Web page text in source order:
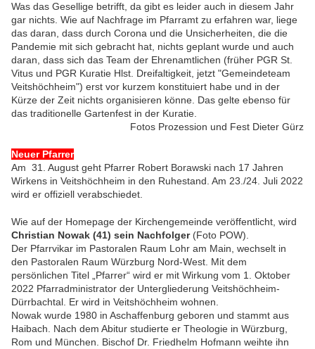
Was das Gesellige betrifft, da gibt es leider auch in diesem Jahr
gar nichts. Wie auf Nachfrage im Pfarramt zu erfahren war, liege
das daran, dass durch Corona und die Unsicherheiten, die die
Pandemie mit sich gebracht hat, nichts geplant wurde und auch
daran, dass sich das Team der Ehrenamtlichen (früher PGR St.
Vitus und PGR Kuratie Hlst. Dreifaltigkeit, jetzt "Gemeindeteam
Veitshöchheim") erst vor kurzem konstituiert habe und in der
Kürze der Zeit nichts organisieren könne. Das gelte ebenso für
das traditionelle Gartenfest in der Kuratie.
Fotos Prozession und Fest Dieter Gürz
Neuer Pfarrer
Am 31. August geht Pfarrer Robert Borawski nach 17 Jahren
Wirkens in Veitshöchheim in den Ruhestand. Am 23./24. Juli 2022
wird er offiziell verabschiedet.
Wie auf der Homepage der Kirchengemeinde veröffentlicht, wird
Christian Nowak (41) sein Nachfolger(Foto POW).
Der Pfarrvikar im Pastoralen Raum Lohr am Main, wechselt in
den Pastoralen Raum Würzburg Nord-West. Mit dem
persönlichen Titel „Pfarrer“ wird er mit Wirkung vom 1. Oktober
2022 Pfarradministrator der Untergliederung Veitshöchheim-
Dürrbachtal. Er wird in Veitshöchheim wohnen.
Nowak wurde 1980 in Aschaffenburg geboren und stammt aus
Haibach. Nach dem Abitur studierte er Theologie in Würzburg,
Rom und München. Bischof Dr. Friedhelm Hofmann weihte ihn